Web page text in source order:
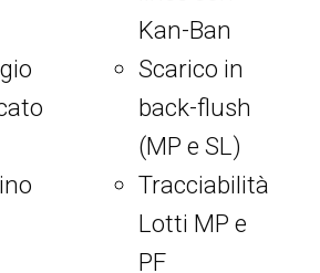
Kan-Ban
Scarico in
back-flush
(MP e SL)
Tracciabilità
Lotti MP e
PF